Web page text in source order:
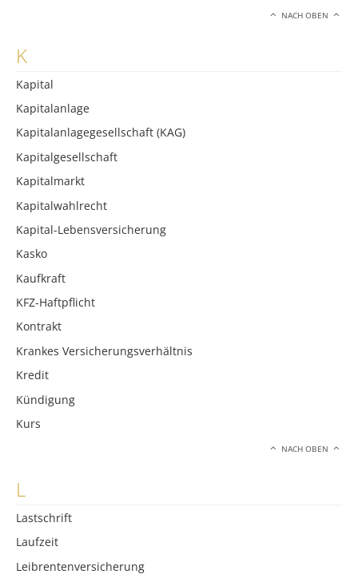
NACH OBEN
K
Kapital
Kapitalanlage
Kapitalanlagegesellschaft (KAG)
Kapitalgesellschaft
Kapitalmarkt
Kapitalwahlrecht
Kapital-Lebensversicherung
Kasko
Kaufkraft
KFZ-Haftpflicht
Kontrakt
Krankes Versicherungsverhältnis
Kredit
Kündigung
Kurs
NACH OBEN
L
Lastschrift
Laufzeit
Leibrentenversicherung